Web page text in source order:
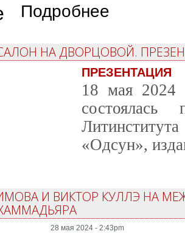
Подробнее
НА ДВОРЦОВОЙ.
ПРЕЗЕНТАЦИЯ
18 мая 2024
состоялась
«Одсун»,
И ВИКТОР КУЛЛЭ НА
28 мая 2024 - 2:43pm